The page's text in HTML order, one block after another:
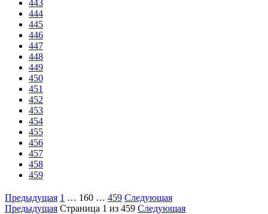
443
444
445
446
447
448
449
450
451
452
453
454
455
456
457
458
459
Предыдущая 1 … 160 … 459 Следующая
Предыдущая Страница 1 из 459 Следующая